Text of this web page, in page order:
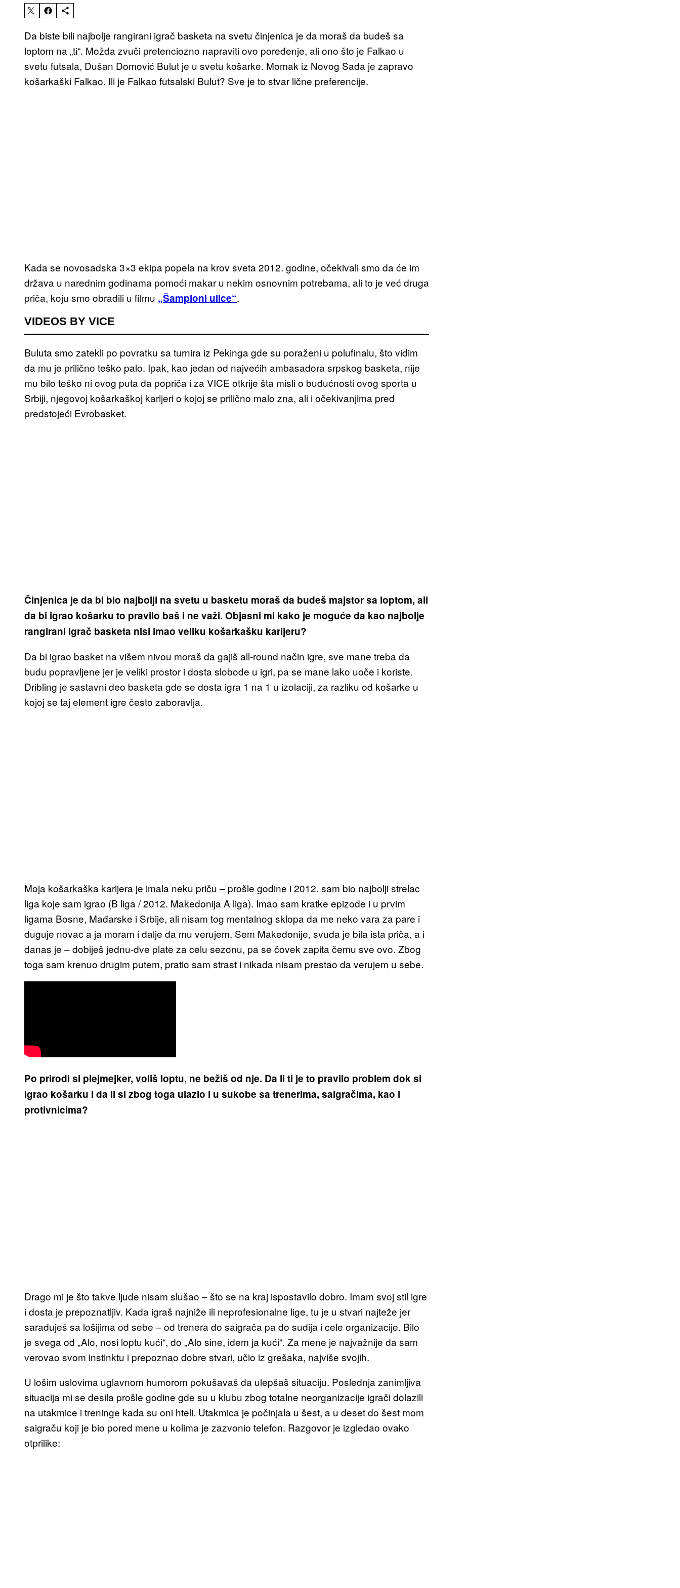
Da biste bili najbolje rangirani igrač basketa na svetu činjenica je da moraš da budeš sa
loptom na „ti“. Možda zvuči pretenciozno napraviti ovo poređenje, ali ono što je Falkao u
svetu futsala, Dušan Domović Bulut je u svetu košarke. Momak iz Novog Sada je zapravo
košarkaški Falkao. Ili je Falkao futsalski Bulut? Sve je to stvar lične preferencije.
Kada se novosadska 3×3 ekipa popela na krov sveta 2012. godine, očekivali smo da će im
država u narednim godinama pomoći makar u nekim osnovnim potrebama, ali to je već druga
priča, koju smo obradili u filmu „Šampioni ulice“.
VIDEOS BY VICE
Buluta smo zatekli po povratku sa turnira iz Pekinga gde su poraženi u polufinalu, što vidim
da mu je prilično teško palo. Ipak, kao jedan od najvećih ambasadora srpskog basketa, nije
mu bilo teško ni ovog puta da popriča i za VICE otkrije šta misli o budućnosti ovog sporta u
Srbiji, njegovoj košarkaškoj karijeri o kojoj se prilično malo zna, ali i očekivanjima pred
predstojeći Evrobasket.
Činjenica je da bi bio najbolji na svetu u basketu moraš da budeš majstor sa loptom, ali
da bi igrao košarku to pravilo baš i ne važi. Objasni mi kako je moguće da kao najbolje
rangirani igrač basketa nisi imao veliku košarkašku karijeru?
Da bi igrao basket na višem nivou moraš da gajiš all-round način igre, sve mane treba da
budu popravljene jer je veliki prostor i dosta slobode u igri, pa se mane lako uoče i koriste.
Dribling je sastavni deo basketa gde se dosta igra 1 na 1 u izolaciji, za razliku od košarke u
kojoj se taj element igre često zaboravlja.
Moja košarkaška karijera je imala neku priču – prošle godine i 2012. sam bio najbolji strelac
liga koje sam igrao (B liga / 2012. Makedonija A liga). Imao sam kratke epizode i u prvim
ligama Bosne, Mađarske i Srbije, ali nisam tog mentalnog sklopa da me neko vara za pare i
duguje novac a ja moram i dalje da mu verujem. Sem Makedonije, svuda je bila ista priča, a i
danas je – dobiješ jednu-dve plate za celu sezonu, pa se čovek zapita čemu sve ovo. Zbog
toga sam krenuo drugim putem, pratio sam strast i nikada nisam prestao da verujem u sebe.
Po prirodi si plejmejker, voliš loptu, ne bežiš od nje. Da li ti je to pravilo problem dok si
igrao košarku i da li si zbog toga ulazio i u sukobe sa trenerima, saigračima, kao i
protivnicima?
Drago mi je što takve ljude nisam slušao – što se na kraj ispostavilo dobro. Imam svoj stil igre
i dosta je prepoznatljiv. Kada igraš najniže ili neprofesionalne lige, tu je u stvari najteže jer
sarađuješ sa lošijima od sebe – od trenera do saigrača pa do sudija i cele organizacije. Bilo
je svega od „Alo, nosi loptu kući“, do „Alo sine, idem ja kući“. Za mene je najvažnije da sam
verovao svom instinktu i prepoznao dobre stvari, učio iz grešaka, najviše svojih.
U lošim uslovima uglavnom humorom pokušavaš da ulepšaš situaciju. Poslednja zanimljiva
situacija mi se desila prošle godine gde su u klubu zbog totalne neorganizacije igrači dolazili
na utakmice i treninge kada su oni hteli. Utakmica je počinjala u šest, a u deset do šest mom
saigraču koji je bio pored mene u kolima je zazvonio telefon. Razgovor je izgledao ovako
otprilike: